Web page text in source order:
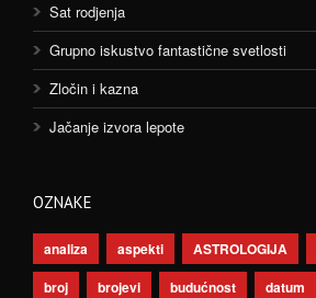
Sat rodjenja
Grupno iskustvo fantastične svetlosti
Zločin i kazna
Jačanje izvora lepote
OZNAKE
analiza aspekti ASTROLOGIJA
broj
brojevi budućnost datum